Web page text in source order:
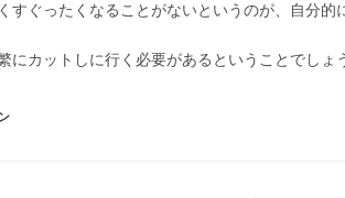
すぐったくなることがないというのが、自分的
にカットしに行く必要があるということでしょ